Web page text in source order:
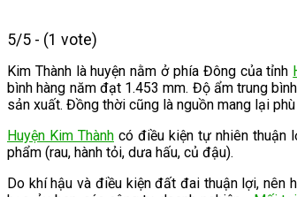
5/5 - (1 vote)
Kim Thành là huyện nằm ở phía Đông của tỉnh
bình hàng năm đạt 1.453 mm. Độ ẩm trung
sản xuất. Đồng thời cũng là nguồn mang lại
Huyện Kim Thànhcó điều kiện tự nhiên thuận
phẩm (rau, hành tỏi, dưa hấu, củ đậu).
Do khí hậu và điều kiện đất đai thuận lợi, nên